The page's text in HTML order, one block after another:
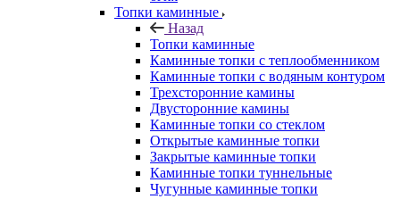
Топки каминные
Назад
Топки каминные
Каминные топки с теплообменником
Каминные топки с водяным контуром
Трехсторонние камины
Двусторонние камины
Каминные топки со стеклом
Открытые каминные топки
Закрытые каминные топки
Каминные топки туннельные
Чугунные каминные топки